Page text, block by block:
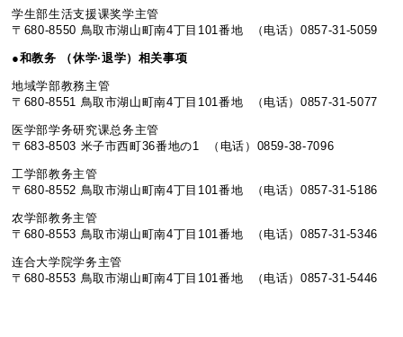
学生部生活支援课奖学主管
〒680-8550 鳥取市湖山町南4丁目101番地 （电话）0857-31-5059
●和教务 （休学·退学）相关事项
地域学部教務主管
〒680-8551 鳥取市湖山町南4丁目101番地 （电话）0857-31-5077
医学部学务研究课总务主管
〒683-8503 米子市西町36番地の1 （电话）0859-38-7096
工学部教务主管
〒680-8552 鳥取市湖山町南4丁目101番地 （电话）0857-31-5186
农学部教务主管
〒680-8553 鳥取市湖山町南4丁目101番地 （电话）0857-31-5346
连合大学院学务主管
〒680-8553 鳥取市湖山町南4丁目101番地 （电话）0857-31-5446